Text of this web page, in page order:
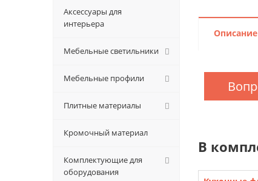
Описание
В
Аксессуары для
интерьера
Мебельные светильники
Мебельные профили
Плитные материалы
Кромочный материал
Комплектующие для
оборудования